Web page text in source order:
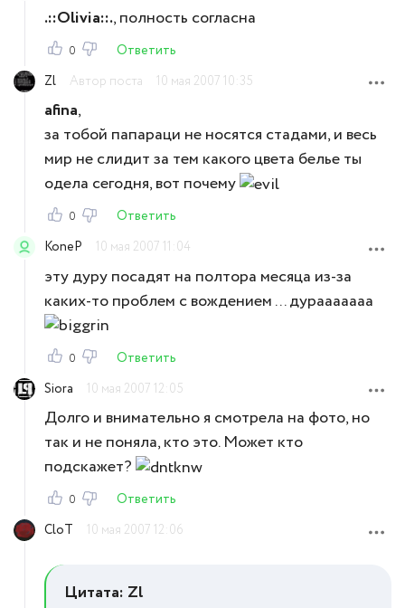
.::Olivia::., полность согласна
0
Ответить
Zl
Автор поста 10 мая 2007 10:35
afina,
за тобой папараци не носятся стадами, и весь
мир не слидит за тем какого цвета белье ты
одела сегодня, вот почему
0
Ответить
KoneP
10 мая 2007 11:04
эту дуру посадят на полтора месяца из-за
каких-то проблем с вождением ... дурааааааа
0
Ответить
Siora
10 мая 2007 12:05
Долго и внимательно я смотрела на фото, но
так и не поняла, кто это. Может кто
подскажет?
0
Ответить
CloT
10 мая 2007 12:06
Цитата: Zl